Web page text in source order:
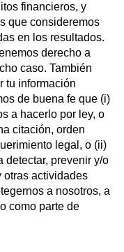
financieros, y
que consideremos
en los resultados.
derecho a
caso. También
tu información
de buena fe que (i)
a hacerlo por ley, o
citación, orden
legal, o (ii)
detectar, prevenir y/o
otras actividades
a nosotros, a
como parte de